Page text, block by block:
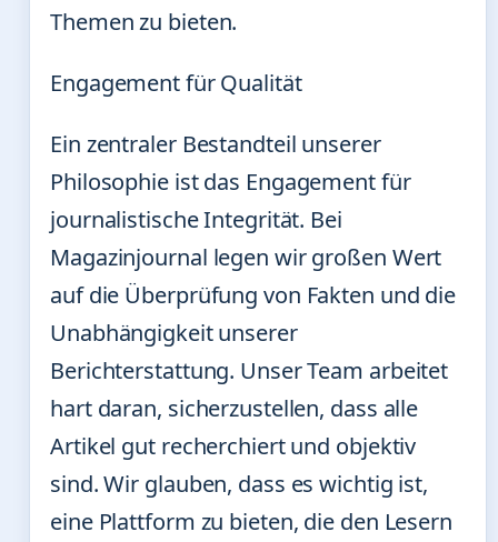
Themen zu bieten.
Engagement für Qualität
Ein zentraler Bestandteil unserer
Philosophie ist das Engagement für
journalistische Integrität. Bei
Magazinjournal legen wir großen Wert
auf die Überprüfung von Fakten und die
Unabhängigkeit unserer
Berichterstattung. Unser Team arbeitet
hart daran, sicherzustellen, dass alle
Artikel gut recherchiert und objektiv
sind. Wir glauben, dass es wichtig ist,
eine Plattform zu bieten, die den Lesern